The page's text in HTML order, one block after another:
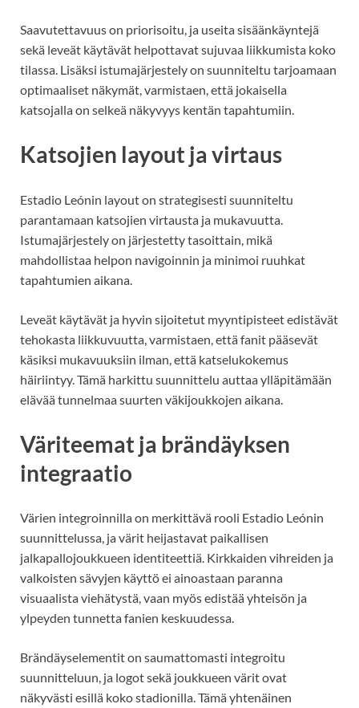
Saavutettavuus on priorisoitu, ja useita sisäänkäyntejä
sekä leveät käytävät helpottavat sujuvaa liikkumista koko
tilassa. Lisäksi istumajärjestely on suunniteltu tarjoamaan
optimaaliset näkymät, varmistaen, että jokaisella
katsojalla on selkeä näkyvyys kentän tapahtumiin.
Katsojien layout ja virtaus
Estadio Leónin layout on strategisesti suunniteltu
parantamaan katsojien virtausta ja mukavuutta.
Istumajärjestely on järjestetty tasoittain, mikä
mahdollistaa helpon navigoinnin ja minimoi ruuhkat
tapahtumien aikana.
Leveät käytävät ja hyvin sijoitetut myyntipisteet edistävät
tehokasta liikkuvuutta, varmistaen, että fanit pääsevät
käsiksi mukavuuksiin ilman, että katselukokemus
häiriintyy. Tämä harkittu suunnittelu auttaa ylläpitämään
elävää tunnelmaa suurten väkijoukkojen aikana.
Väriteemat ja brändäyksen
integraatio
Värien integroinnilla on merkittävä rooli Estadio Leónin
suunnittelussa, ja värit heijastavat paikallisen
jalkapallojoukkueen identiteettiä. Kirkkaiden vihreiden ja
valkoisten sävyjen käyttö ei ainoastaan paranna
visuaalista viehätystä, vaan myös edistää yhteisön ja
ylpeyden tunnetta fanien keskuudessa.
Brändäyselementit on saumattomasti integroitu
suunnitteluun, ja logot sekä joukkueen värit ovat
näkyvästi esillä koko stadionilla. Tämä yhtenäinen